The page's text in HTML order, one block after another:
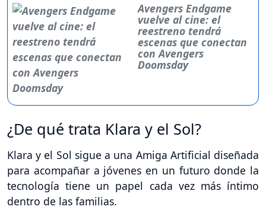
Avengers Endgame
vuelve al cine: el
reestreno tendrá
escenas que conectan
con Avengers
Doomsday
¿De qué trata Klara y el Sol?
Klara y el Sol sigue a una Amiga Artificial diseñada
para acompañar a jóvenes en un futuro donde la
tecnología tiene un papel cada vez más íntimo
dentro de las familias.